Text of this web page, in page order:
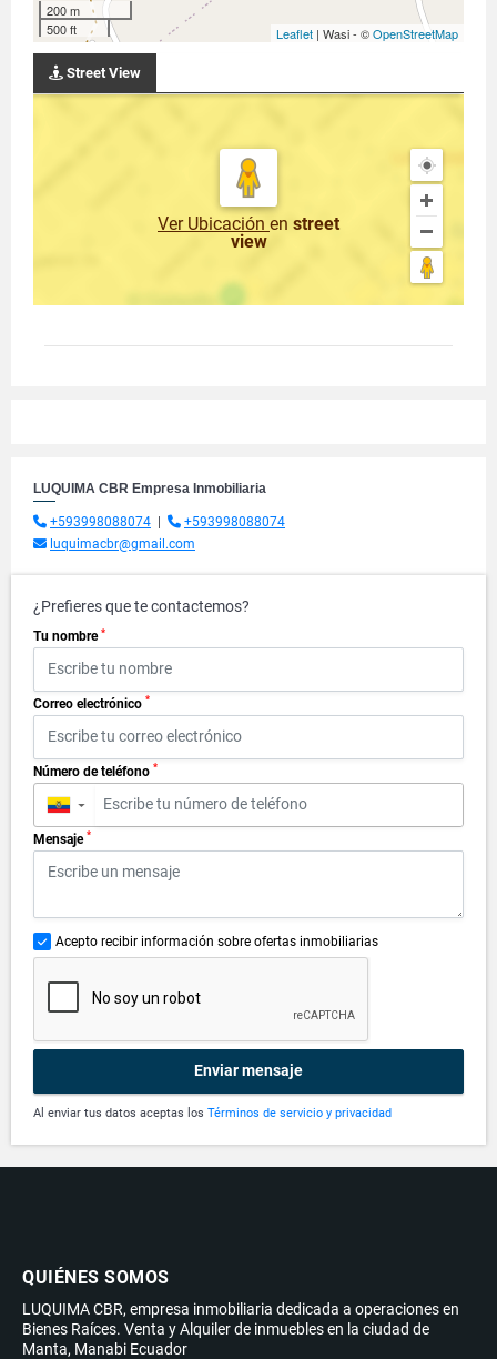
200 m
500 ft
Leaflet | Wasi - ©OpenStreetMap
Street View
Ver Ubicación en street
view
LUQUIMA CBR Empresa Inmobiliaria
+593998088074
+593998088074
luquimacbr@gmail.com
¿Prefieres que te contactemos?
Tu nombre *
Correo electrónico *
Número de teléfono *
▼
Mensaje *
Acepto recibir información sobre ofertas inmobiliarias
Enviar mensaje
Al enviar tus datos aceptas los Términos de servicio y privacidad
QUIÉNES SOMOS
LUQUIMA CBR, empresa inmobiliaria dedicada a operaciones en
Bienes Raíces. Venta y Alquiler de inmuebles en la ciudad de
Manta, Manabi Ecuador